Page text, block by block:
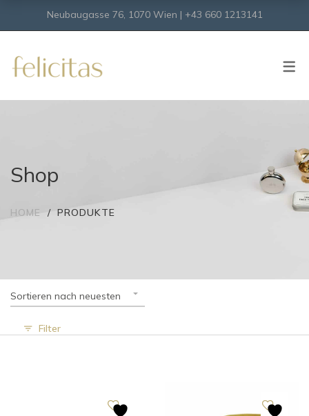
Neubaugasse 76, 1070 Wien | +43 660 1213141
Shop
HOME PRODUKTE
Sortieren nach neuesten
Filter